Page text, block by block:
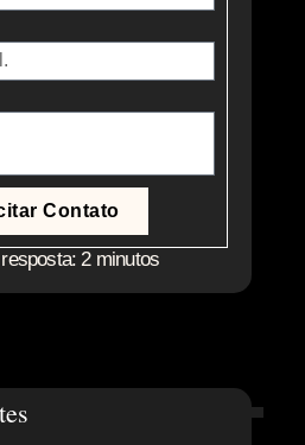
Contato
2 minutos